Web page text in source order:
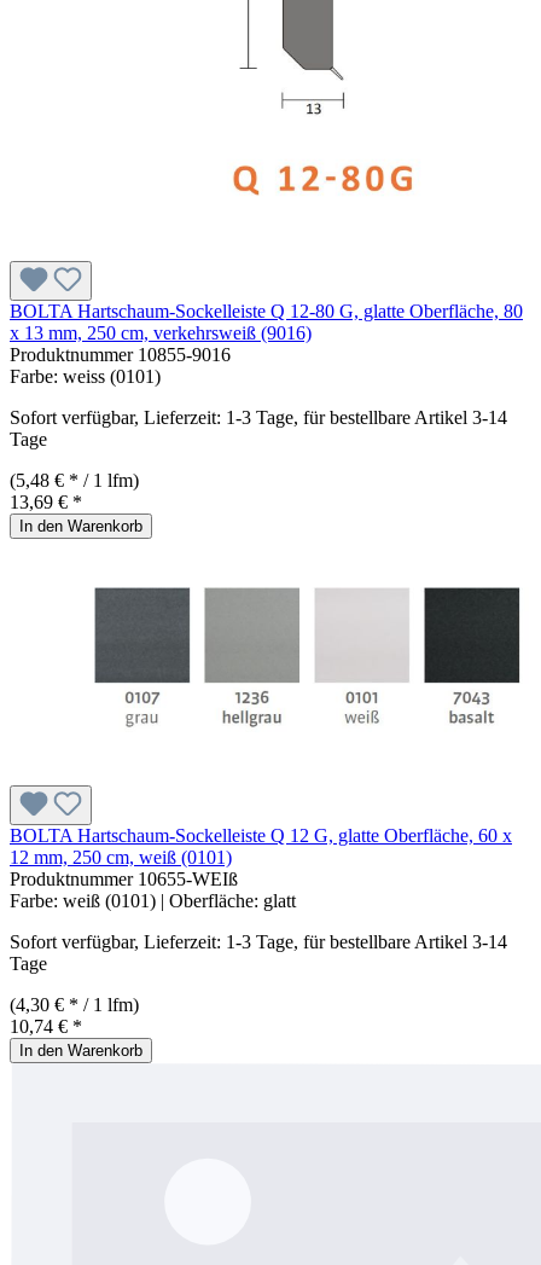
BOLTA Hartschaum-Sockelleiste Q 12-80 G, glatte Oberfläche, 80
x 13 mm, 250 cm, verkehrsweiß (9016)
Produktnummer 10855-9016
Farbe: weiss (0101)
Sofort verfügbar, Lieferzeit: 1-3 Tage, für bestellbare Artikel 3-14
Tage
(5,48 € * / 1 lfm)
13,69 € *
In den Warenkorb
BOLTA Hartschaum-Sockelleiste Q 12 G, glatte Oberfläche, 60 x
12 mm, 250 cm, weiß (0101)
Produktnummer 10655-WEIß
Farbe: weiß (0101) | Oberfläche: glatt
Sofort verfügbar, Lieferzeit: 1-3 Tage, für bestellbare Artikel 3-14
Tage
(4,30 € * / 1 lfm)
10,74 € *
In den Warenkorb